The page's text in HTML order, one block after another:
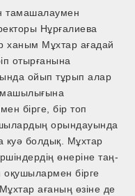
тамашалаумен
Нұрғалиева
ханым Мұхтар ағадай
отырғанына
ойып тұрып алар
бірге, бір топ
орындауында
куә болдық. Мұхтар
өнеріне таң-
бірге
ағаның өзіне де